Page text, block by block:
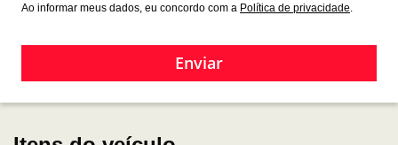
Ao informar meus dados, eu concordo com a Política de privacidade
Enviar